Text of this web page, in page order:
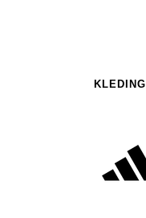
KLEDING